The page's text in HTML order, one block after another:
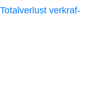
ver­kraf­